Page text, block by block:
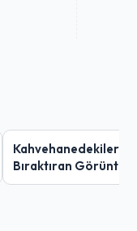
Kahvehanedekiler
Bıraktıran Görüntü!